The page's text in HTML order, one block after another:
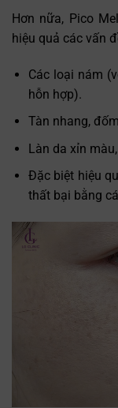
Hơn nữa, Pico
hiệu quả các vấn
Các loại nám
hỗn hợp).
Tàn nhang,
Làn da xỉn
Đặc biệt hiệu
thất bại bằng